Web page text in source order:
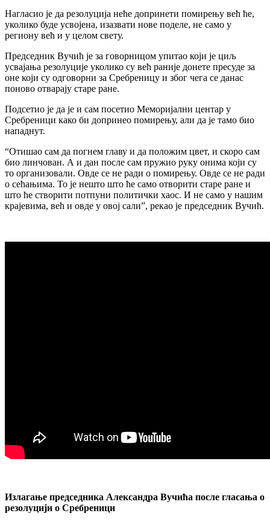
Нагласио је да резолуција неће допринети помирењу већ ће,
уколико буде усвојена, изазвати нове поделе, не само у
региону већ и у целом свету.
Председник Вучић је за говорницом упитао који је циљ
усвајања резолуције уколико су већ раније донете пресуде за
оне који су одговорни за Сребреницу и због чега се данас
поново отварају старе ране.
Подсетио је да је и сам посетио Меморијални центар у
Сребреници како би допринео помирењу, али да је тамо био
нападнут.
“Отишао сам да погнем главу и да положим цвет, и скоро сам
био линчован. А и дан после сам пружио руку онима који су
то организовали. Овде се не ради о помирењу. Овде се не ради
о сећањима. То је нешто што ће само отворити старе ране и
што ће створити потпуни политички хаос. И не само у нашим
крајевима, већ и овде у овој сали”, рекао је председник Вучић.
Излагање председника Александра Вучића после гласања о
резолуцији о Сребреници